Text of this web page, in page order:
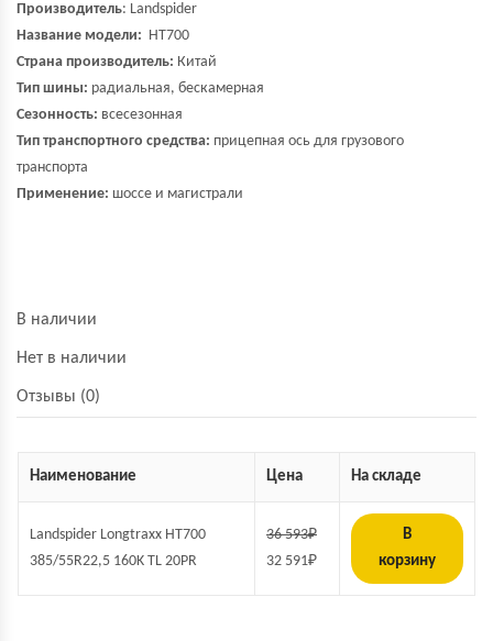
Производитель: Landspider
Название модели: HT700
Страна производитель: Китай
Тип шины: радиальная, бескамерная
Сезонность: всесезонная
Тип транспортного средства: прицепная ось для грузового
транспорта
Применение: шоссе и магистрали
В наличии
Нет в наличии
Отзывы (0)
Наименование Цена На складе
Landspider Longtraxx HT700
385/55R22,5 160K TL 20PR
36 593₽
32 591₽
В
корзину